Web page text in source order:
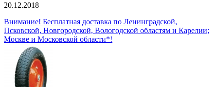
20.12.2018
Внимание! Бесплатная доставка по Ленинградской,
Псковской, Новгородской, Вологодской областям и Карелии;
Москве и Московской области*!